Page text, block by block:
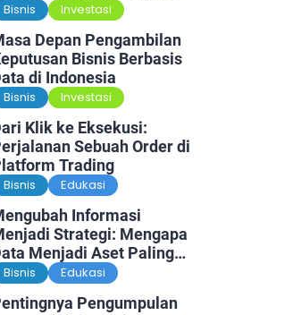
Bisnis Investasi
Depan Pengambilan
Bisnis Berbasis
di Indonesia
Bisnis Investasi
Klik ke Eksekusi:
Sebuah Order di
Trading
Bisnis Edukasi
Informasi
Strategi: Mengapa
Menjadi Aset Paling
di Era Digital
Bisnis Edukasi
Pengumpulan